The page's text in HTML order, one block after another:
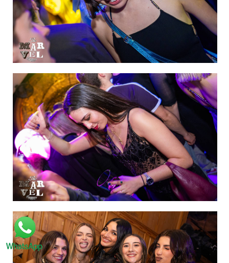
IMAGEN 52
de 60
IMAGEN 53
de 60